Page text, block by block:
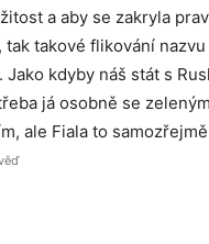
a aby se zakryla
tak takové flikování
Jako kdyby náš stát s
já osobně se
ale Fiala to